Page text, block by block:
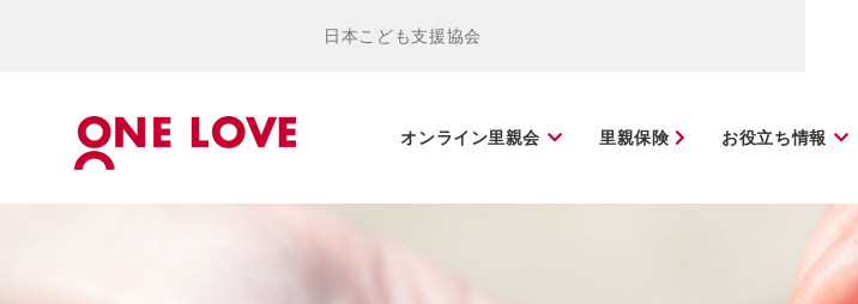
日本こども支援協会
オンライン里親会 里親保険 お役立ち情報